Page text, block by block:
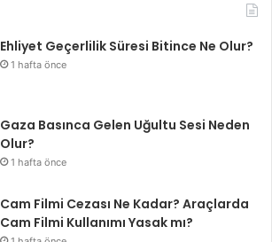
b
o
t
e
u
g
Ehliyet Geçerlilik Süresi Bitince Ne Olur?
1 hafta önce
Gaza Basınca Gelen Uğultu Sesi Neden
Olur?
1 hafta önce
Cam Filmi Cezası Ne Kadar? Araçlarda
Cam Filmi Kullanımı Yasak mı?